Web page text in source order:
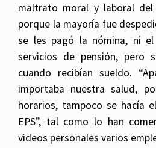
maltrato moral y laboral
porque la mayoría fue
se les pagó la nómina, ni
servicios de pensión, pero
cuando recibían sueldo.
importaba nuestra salud,
horarios, tampoco se hacía
EPS”, tal como lo han
videos personales varios